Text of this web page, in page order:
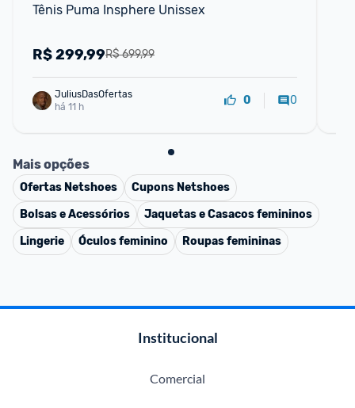
Tênis Puma Insphere Unissex
R$ 699,99
R$299,99
JuliusDasOfertas
há 11 h
0 0
Mais opções
Ofertas Netshoes Cupons Netshoes
Bolsas e Acessórios
Jaquetas e Casacos femininos
Lingerie
Óculos feminino Roupas femininas
Institucional
Comercial